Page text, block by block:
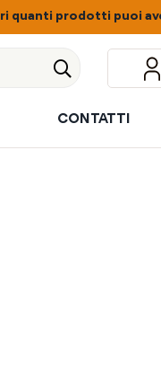
quanti prodotti puoi
CONTATTI